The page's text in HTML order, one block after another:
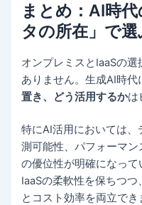
まとめ：AI時
タの所在」で選
オンプレミスとIaaSの
ありません。生成AI時代
置き、どう活用するかは
特にAI活用においては
測可能性、パフォーマ
の優位性が明確になって
IaaSの柔軟性を保ちつ
とコスト効率を両立でき